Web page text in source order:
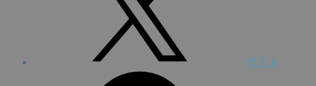
ポスト